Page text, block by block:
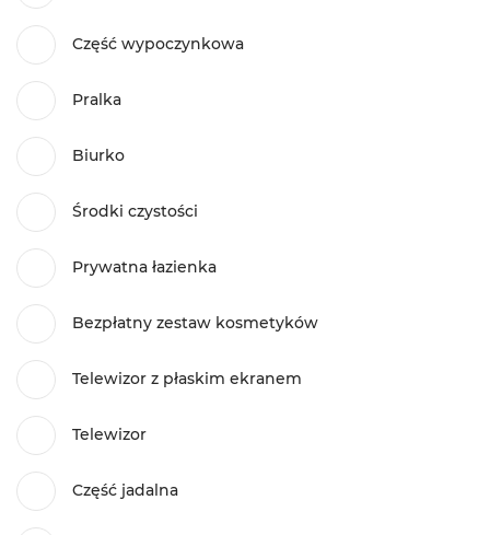
Część wypoczynkowa
Pralka
Biurko
Środki czystości
Prywatna łazienka
Bezpłatny zestaw kosmetyków
Telewizor z płaskim ekranem
Telewizor
Część jadalna